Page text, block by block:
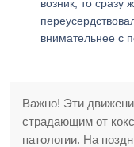
возник, то сразу
внимательнее с
Важно! Эти
страдающим от
патологии. На